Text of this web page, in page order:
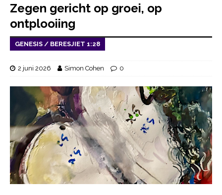
Zegen gericht op groei, op
ontplooiing
GENESIS / BERESJIET 1:28
2 juni 2026 Simon Cohen 0